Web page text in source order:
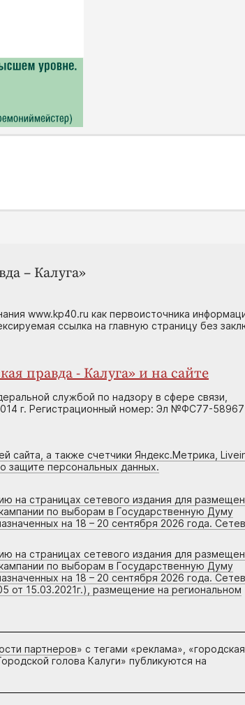
– Калуга»
www.kp40.ru как первоисточника
ссылка на главную страницу без
правда - Калуга» и на сайте
службой по надзору в сфере связи,
г. Регистрационный номер: Эл №ФС77-58967
сайта, а также счетчики Яндекс.Метрика,
защите персональных данных.
на страницах сетевого издания для
по выборам в Государственную Думу
на 18 – 20 сентября 2026 года.
на страницах сетевого издания для
по выборам в Государственную Думу
на 18 – 20 сентября 2026 года.
15.03.2021г.), размещение на региональном
партнеров» с тегами «реклама», «городская
голова Калуги» публикуются на